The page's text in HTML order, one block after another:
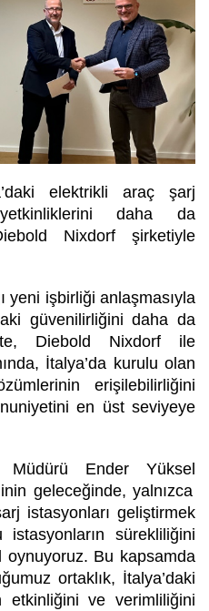
elektrikli araç şarj
daha da
Nixdorf şirketiyle
yeni işbirliği anlaşmasıyla
güvenilirliğini daha da
Diebold Nixdorf ile
İtalya’da kurulu olan
erişilebilirliğini
en üst seviyeye
Ender Yüksel
geleceğinde, yalnızca
istasyonları geliştirmek
sürekliliğini
Bu kapsamda
ortaklık, İtalya’daki
etkinliğini ve verimliliğini